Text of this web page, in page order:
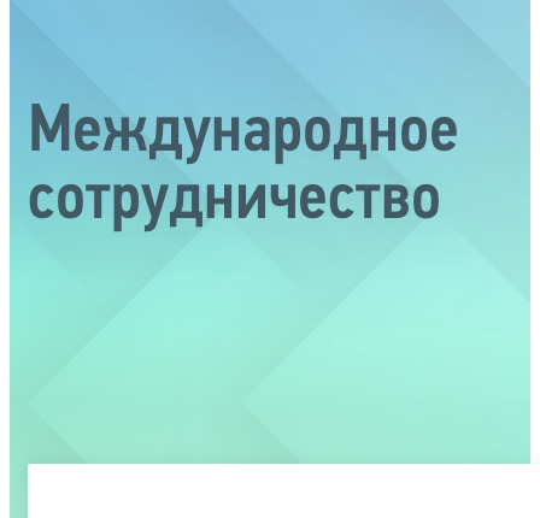
Международное
сотрудничество